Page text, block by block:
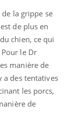
la grippe se
de plus en
chien, ce qui
le Dr
manière de
a des tentatives
les porcs,
de